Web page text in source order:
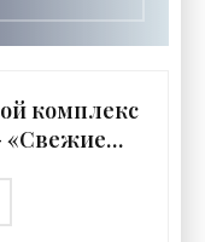
комплекс
«Свежие